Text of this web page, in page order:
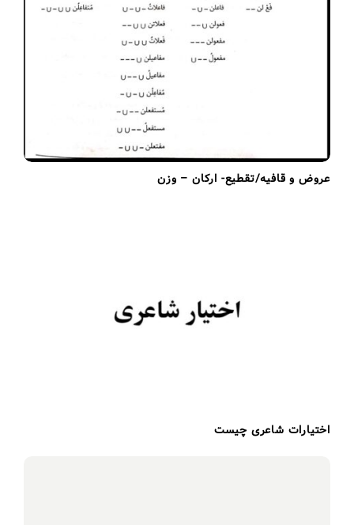
عروض و قافیه/تقطیع- ارکان – وزن
اختیارات شاعری چیست